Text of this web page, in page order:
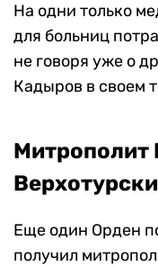
На одни только
для больниц
не говоря уже о
Кадыров в своем
Митрополит
Еще один Орден
получил